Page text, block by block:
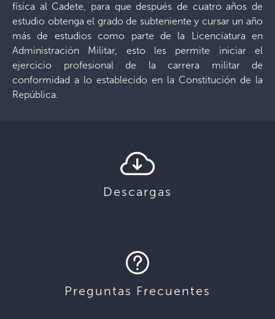
física al Cadete, para que después de cuatro años de
estudio obtenga el grado de subteniente y cursar un año
más de estudios como parte de la Licenciatura en
Administración Militar, esto les permite iniciar el
ejercicio profesional de la carrera militar de
conformidad a lo establecido en la Constitución de la
República.
Descargas
Preguntas Frecuentes